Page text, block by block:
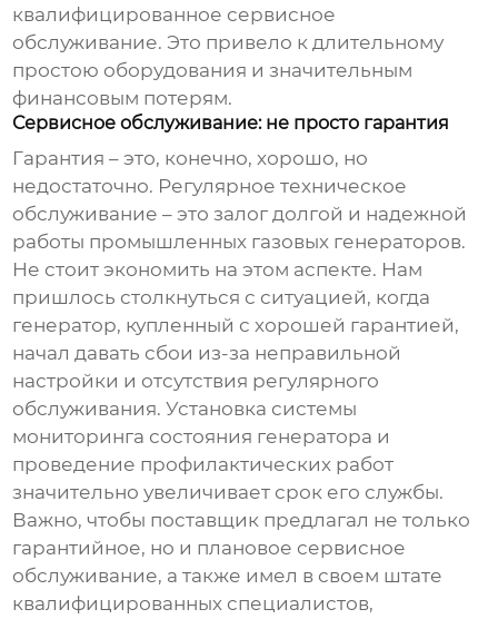
квалифицированное сервисное
обслуживание. Это привело к длительному
простою оборудования и значительным
финансовым потерям.
Сервисное обслуживание: не просто гарантия
Гарантия – это, конечно, хорошо, но
недостаточно. Регулярное техническое
обслуживание – это залог долгой и надежной
работы промышленных газовых генераторов.
Не стоит экономить на этом аспекте. Нам
пришлось столкнуться с ситуацией, когда
генератор, купленный с хорошей гарантией,
начал давать сбои из-за неправильной
настройки и отсутствия регулярного
обслуживания. Установка системы
мониторинга состояния генератора и
проведение профилактических работ
значительно увеличивает срок его службы.
Важно, чтобы поставщик предлагал не только
гарантийное, но и плановое сервисное
обслуживание, а также имел в своем штате
квалифицированных специалистов,